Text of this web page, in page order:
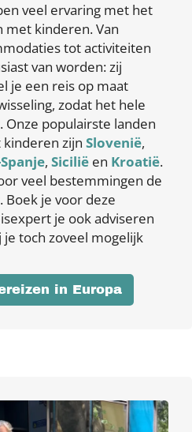
veel ervaring met het
met kinderen. Van
tot activiteiten
van worden: zij
je een reis op maat
zodat het hele
Onze populairste landen
zijn Slovenië,
, Sicilië en Kroatië.
veel bestemmingen de
Boek je voor deze
je ook adviseren
toch zoveel mogelijk
in Europa